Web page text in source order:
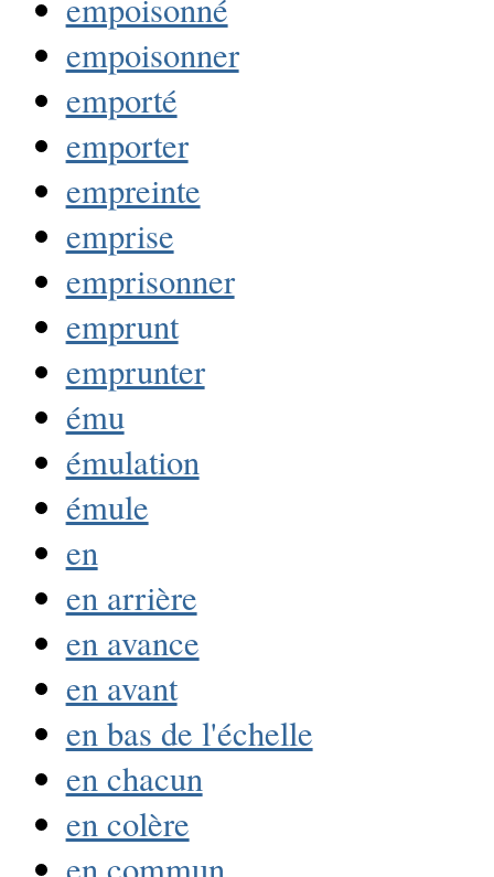
empoisonné
empoisonner
emporté
emporter
empreinte
emprise
emprisonner
emprunt
emprunter
ému
émulation
émule
en
en arrière
en avance
en avant
en bas de l'échelle
en chacun
en colère